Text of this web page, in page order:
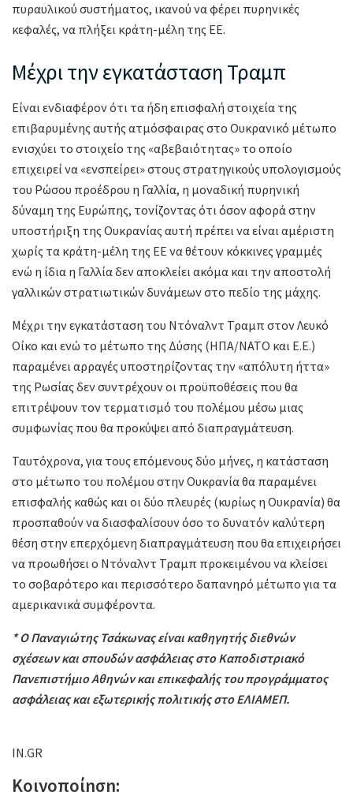
πυραυλικού συστήματος, ικανού να φέρει πυρηνικές
κεφαλές, να πλήξει κράτη-μέλη της ΕΕ.
Μέχρι την εγκατάσταση Τραμπ
Είναι ενδιαφέρον ότι τα ήδη επισφαλή στοιχεία της
επιβαρυμένης αυτής ατμόσφαιρας στο Ουκρανικό μέτωπο
ενισχύει το στοιχείο της «αβεβαιότητας» το οποίο
επιχειρεί να «ενσπείρει» στους στρατηγικούς υπολογισμούς
του Ρώσου προέδρου η Γαλλία, η μοναδική πυρηνική
δύναμη της Ευρώπης, τονίζοντας ότι όσον αφορά στην
υποστήριξη της Ουκρανίας αυτή πρέπει να είναι αμέριστη
χωρίς τα κράτη-μέλη της ΕΕ να θέτουν κόκκινες γραμμές
ενώ η ίδια η Γαλλία δεν αποκλείει ακόμα και την αποστολή
γαλλικών στρατιωτικών δυνάμεων στο πεδίο της μάχης.
Μέχρι την εγκατάσταση του Ντόναλντ Τραμπ στον Λευκό
Οίκο και ενώ το μέτωπο της Δύσης (ΗΠΑ/ΝΑΤΟ και Ε.Ε.)
παραμένει αρραγές υποστηρίζοντας την «απόλυτη ήττα»
της Ρωσίας δεν συντρέχουν οι προϋποθέσεις που θα
επιτρέψουν τον τερματισμό του πολέμου μέσω μιας
συμφωνίας που θα προκύψει από διαπραγμάτευση.
Ταυτόχρονα, για τους επόμενους δύο μήνες, η κατάσταση
στο μέτωπο του πολέμου στην Ουκρανία θα παραμένει
επισφαλής καθώς και οι δύο πλευρές (κυρίως η Ουκρανία) θα
προσπαθούν να διασφαλίσουν όσο το δυνατόν καλύτερη
θέση στην επερχόμενη διαπραγμάτευση που θα επιχειρήσει
να προωθήσει ο Ντόναλντ Τραμπ προκειμένου να κλείσει
το σοβαρότερο και περισσότερο δαπανηρό μέτωπο για τα
αμερικανικά συμφέροντα.
* Ο Παναγιώτης Τσάκωνας είναι καθηγητής διεθνών
σχέσεων και σπουδών ασφάλειας στο Καποδιστριακό
Πανεπιστήμιο Αθηνών και επικεφαλής του προγράμματος
ασφάλειας και εξωτερικής πολιτικής στο ΕΛΙΑΜΕΠ.
IN.GR
Κοινοποίηση: